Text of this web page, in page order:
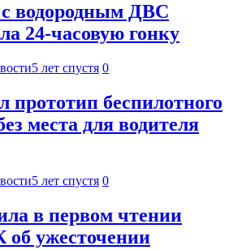
водородным ДВС
24-часовую гонку
5 лет спустя 0
прототип беспилотного
места для водителя
5 лет спустя 0
в первом чтении
ужесточении